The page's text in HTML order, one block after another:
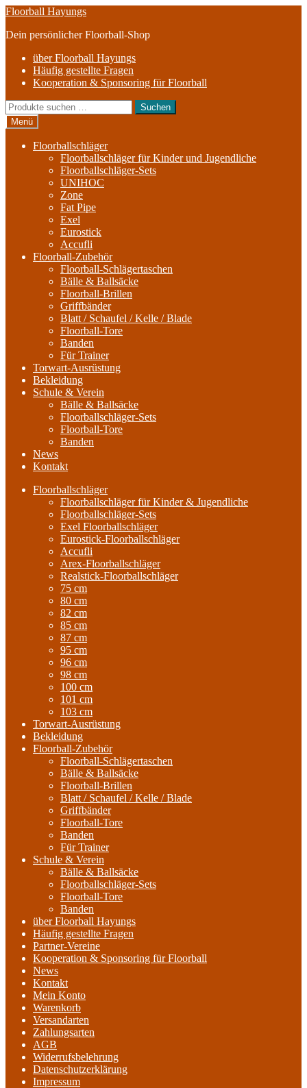
Zur
springen
Zum
springen
Floorball Hayungs
Dein persönlicher Floorball-Shop
über Floorball Hayungs
Häufig gestellte Fragen
Kooperation & Sponsoring für Floorball
Suche
nach:
Suchen
Menü
Floorballschläger
Floorballschläger für Kinder und Jugendliche
Floorballschläger-Sets
UNIHOC
Zone
Fat Pipe
Exel
Eurostick
Accufli
Floorball-Zubehör
Floorball-Schlägertaschen
Bälle & Ballsäcke
Floorball-Brillen
Griffbänder
Blatt / Schaufel / Kelle / Blade
Floorball-Tore
Banden
Für Trainer
Torwart-Ausrüstung
Bekleidung
Schule & Verein
Bälle & Ballsäcke
Floorballschläger-Sets
Floorball-Tore
Banden
News
Kontakt
Floorballschläger
Floorballschläger für Kinder & Jugendliche
Floorballschläger-Sets
Exel Floorballschläger
Eurostick-Floorballschläger
Accufli
Arex-Floorballschläger
Realstick-Floorballschläger
75 cm
80 cm
82 cm
85 cm
87 cm
95 cm
96 cm
98 cm
100 cm
101 cm
103 cm
Torwart-Ausrüstung
Bekleidung
Floorball-Zubehör
Floorball-Schlägertaschen
Bälle & Ballsäcke
Floorball-Brillen
Blatt / Schaufel / Kelle / Blade
Griffbänder
Floorball-Tore
Banden
Für Trainer
Schule & Verein
Bälle & Ballsäcke
Floorballschläger-Sets
Floorball-Tore
Banden
über Floorball Hayungs
Häufig gestellte Fragen
Partner-Vereine
Kooperation & Sponsoring für Floorball
News
Kontakt
Mein Konto
Warenkorb
Versandarten
Zahlungsarten
AGB
Widerrufsbelehrung
Datenschutzerklärung
Impressum